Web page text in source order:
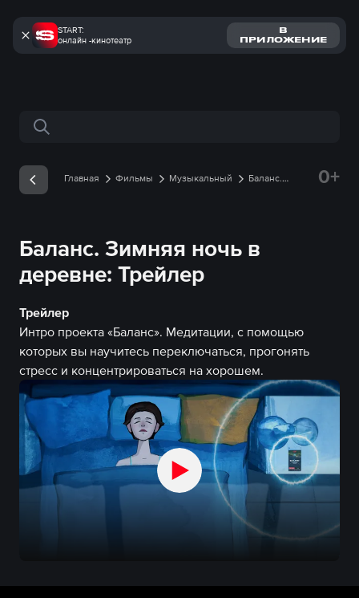
START:
онлайн -кинотеатр
В
ПРИЛОЖЕНИЕ
Поиск по сайту
Главная Фильмы Музыкальный
Баланс.
0+
Баланс. Зимняя ночь в
деревне: Трейлер
Трейлер
Интро проекта «Баланс». Медитации, с помощью
которых вы научитесь переключаться, прогонять
стресс и концентрироваться на хорошем.